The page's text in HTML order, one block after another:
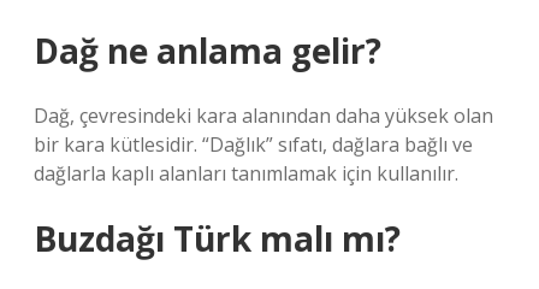
Dağ ne anlama gelir?
Dağ, çevresindeki kara alanından daha yüksek olan
bir kara kütlesidir. “Dağlık” sıfatı, dağlara bağlı ve
dağlarla kaplı alanları tanımlamak için kullanılır.
Buzdağı Türk malı mı?